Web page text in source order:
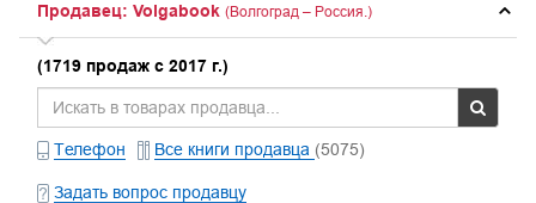
Продавец: Volgabook (Волгоград – Россия.)
(1719 продаж с 2017 г.)
Телефон Все книги продавца (5075)
Задать вопрос продавцу